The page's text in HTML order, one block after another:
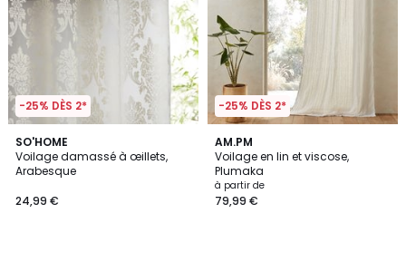
-25% DÈS 2*
SO'HOME
Voilage damassé à œillets,
Arabesque
24,99 €
4,5
/ 5
-25% DÈS 2*
AM.PM
Voilage en lin et viscose,
Plumaka
à partir de
79,99 €
4,1
/ 5
2
Couleurs